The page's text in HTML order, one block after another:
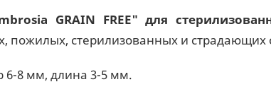
GRAIN FREE" для
пожилых, стерилизованных и
6-8 мм, длина 3-5 мм.